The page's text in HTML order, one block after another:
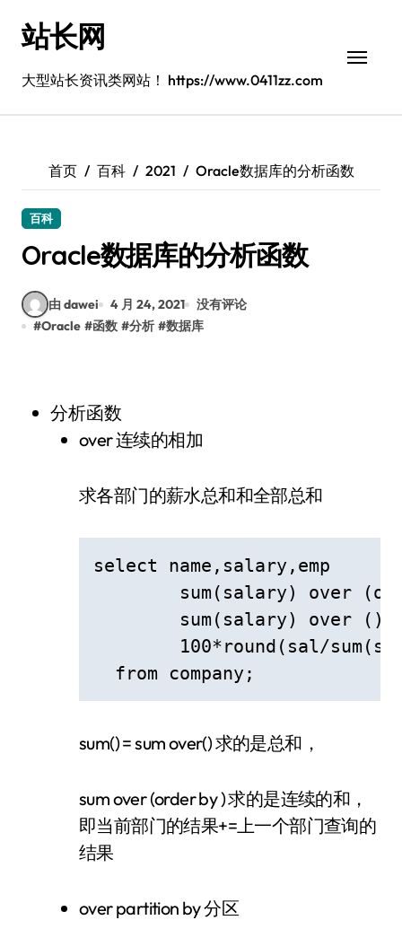
站长网
大型站长资讯类网站！ https://www.0411zz.com
首页 百科 2021 Oracle数据库的分析函数
百科
Oracle数据库的分析函数
由 dawei 4 月 24, 2021
没有评论
#Oracle #函数 #分析 #数据库
分析函数
over 连续的相加
求各部门的薪水总和和全部总和
select name,salary,emp
  from company;
sum() = sum over() 求的是总和，
sum over (order by ) 求的是连续的和，
即当前部门的结果+=上一个部门查询的
结果
over partition by 分区